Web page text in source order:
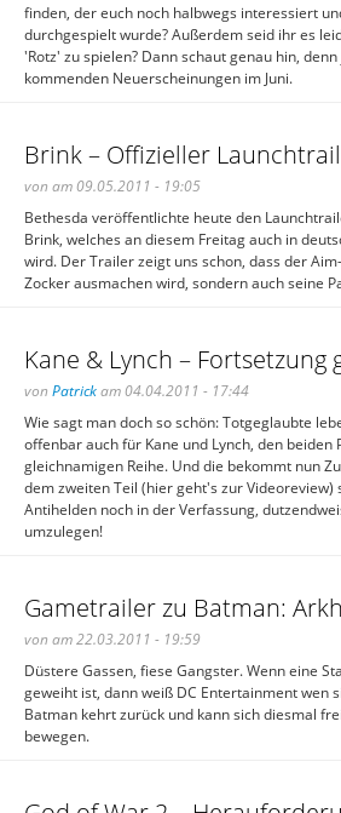
finden, der euch noch halbwegs interessiert
durchgespielt wurde? Außerdem seid ihr es
'Rotz' zu spielen? Dann schaut genau hin,
kommenden Neuerscheinungen im Juni.
Brink – Offizieller
von am 09.05.2011 - 19:05
Bethesda veröffentlichte heute den
Brink, welches an diesem Freitag auch in
wird. Der Trailer zeigt uns schon, dass der
Zocker ausmachen wird, sondern auch seine
Kane & Lynch – Fortsetzung
von Patrickam 04.04.2011 - 17:44
Wie sagt man doch so schön: Totgeglaubte
offenbar auch für Kane und Lynch, den beiden
gleichnamigen Reihe. Und die bekommt nun
dem zweiten Teil (hier geht's zur Videoreview)
Antihelden noch in der Verfassung,
umzulegen!
Gametrailer zu Batman:
von am 22.03.2011 - 19:59
Düstere Gassen, fiese Gangster. Wenn eine
geweiht ist, dann weiß DC Entertainment wen
Batman kehrt zurück und kann sich diesmal
bewegen.